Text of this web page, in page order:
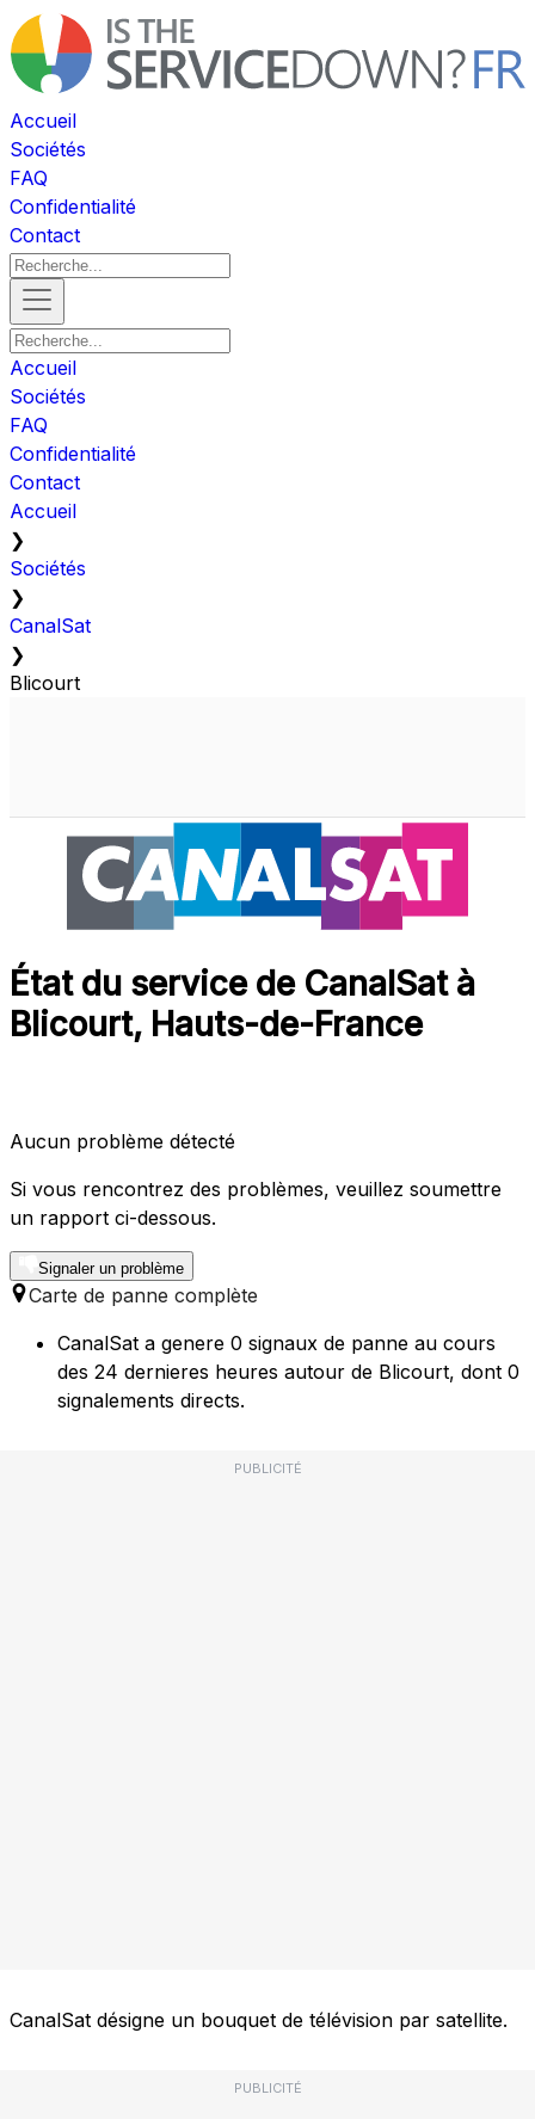
Accueil
Sociétés
FAQ
Confidentialité
Contact
Accueil
Sociétés
FAQ
Confidentialité
Contact
Accueil
❯
Sociétés
❯
CanalSat
❯
Blicourt
État du service de CanalSat à
Blicourt, Hauts-de-France
Aucun problème détecté
Si vous rencontrez des problèmes, veuillez soumettre
un rapport ci-dessous.
Signaler un problème
Carte de panne complète
CanalSat a genere 0 signaux de panne au cours
des 24 dernieres heures autour de Blicourt, dont 0
signalements directs.
PUBLICITÉ
CanalSat désigne un bouquet de télévision par satellite.
PUBLICITÉ